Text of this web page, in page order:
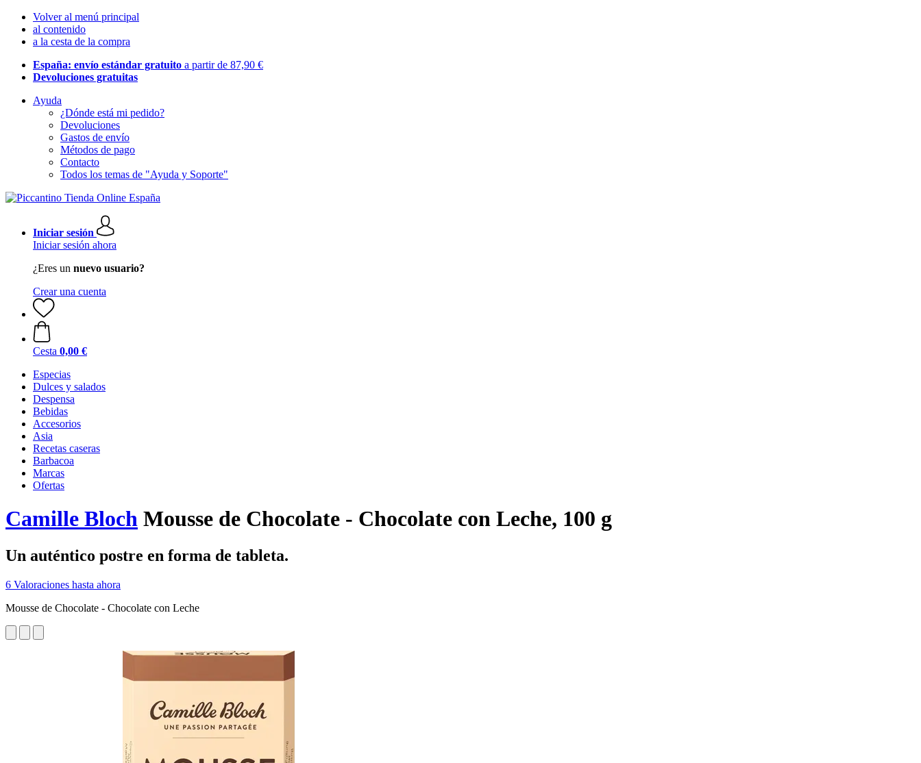
Volver al menú principal
al contenido
a la cesta de la compra
España: envío estándar gratuito a partir de 87,90 €
Devoluciones gratuitas
Ayuda
¿Dónde está mi pedido?
Devoluciones
Gastos de envío
Métodos de pago
Contacto
Todos los temas de "Ayuda y Soporte"
Iniciar sesión
Iniciar sesión ahora
¿Eres un nuevo usuario?
Crear una cuenta
Cesta 0,00 €
Especias
Dulces y salados
Despensa
Bebidas
Accesorios
Asia
Recetas caseras
Barbacoa
Marcas
Ofertas
Camille Bloch Mousse de Chocolate - Chocolate con Leche, 100 g
Un auténtico postre en forma de tableta.
6 Valoraciones hasta ahora
Mousse de Chocolate - Chocolate con Leche